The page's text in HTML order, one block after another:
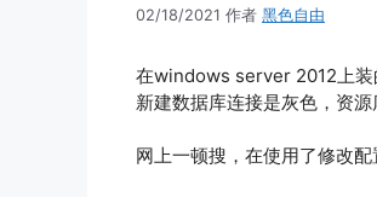
02/18/2021 作者 黑色自由
在windows server 2012上装
新建数据库连接是灰色，资源
网上一顿搜，在使用了修改